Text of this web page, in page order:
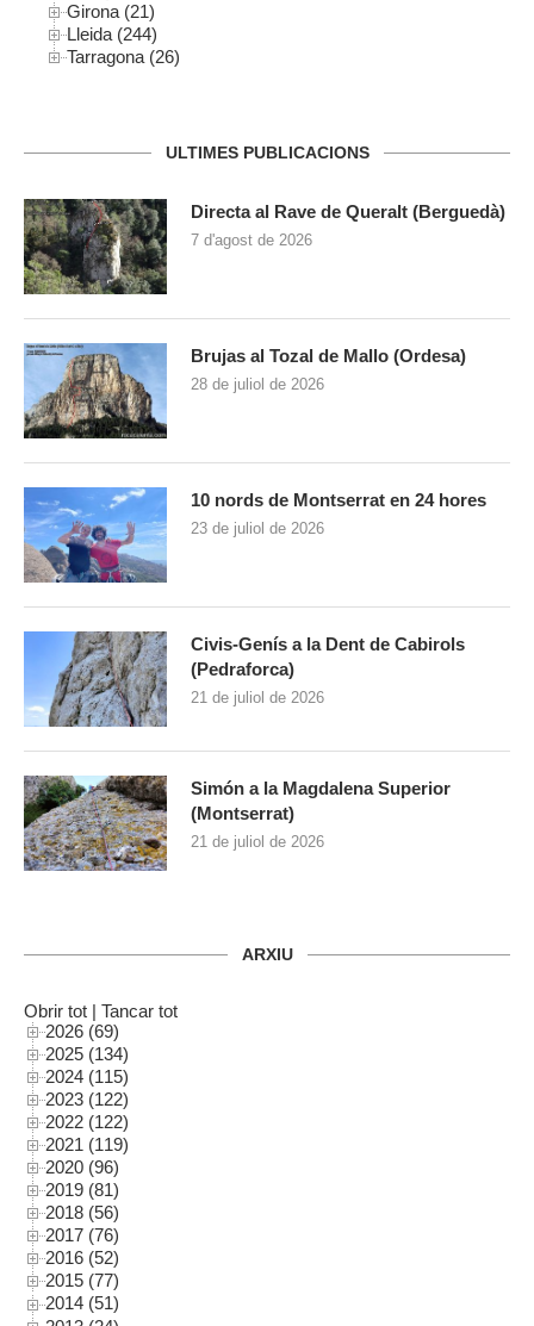
Girona (21)
Lleida (244)
Tarragona (26)
ULTIMES PUBLICACIONS
Directa al Rave de Queralt (Berguedà)
7 d'agost de 2026
Brujas al Tozal de Mallo (Ordesa)
28 de juliol de 2026
10 nords de Montserrat en 24 hores
23 de juliol de 2026
Civis-Genís a la Dent de Cabirols
(Pedraforca)
21 de juliol de 2026
Simón a la Magdalena Superior
(Montserrat)
21 de juliol de 2026
ARXIU
Obrir tot | Tancar tot
2026 (69)
2025 (134)
2024 (115)
2023 (122)
2022 (122)
2021 (119)
2020 (96)
2019 (81)
2018 (56)
2017 (76)
2016 (52)
2015 (77)
2014 (51)